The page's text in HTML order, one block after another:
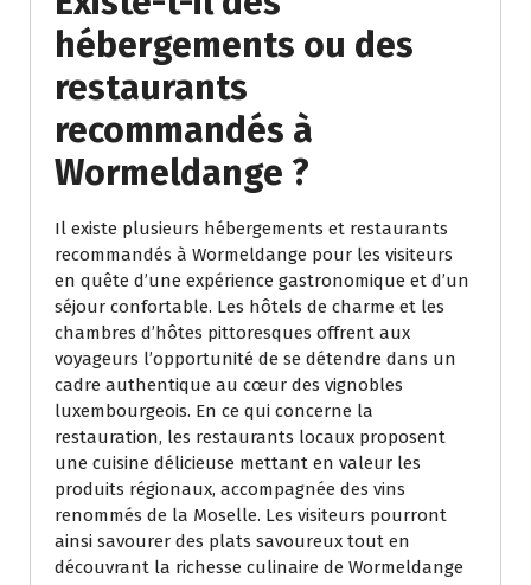
hébergements ou des
restaurants
recommandés à
Wormeldange ?
Il existe plusieurs hébergements et restaurants
recommandés à Wormeldange pour les visiteurs
en quête d’une expérience gastronomique et d’un
séjour confortable. Les hôtels de charme et les
chambres d’hôtes pittoresques offrent aux
voyageurs l’opportunité de se détendre dans un
cadre authentique au cœur des vignobles
luxembourgeois. En ce qui concerne la
restauration, les restaurants locaux proposent
une cuisine délicieuse mettant en valeur les
produits régionaux, accompagnée des vins
renommés de la Moselle. Les visiteurs pourront
ainsi savourer des plats savoureux tout en
découvrant la richesse culinaire de Wormeldange